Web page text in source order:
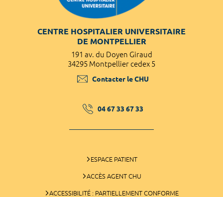
CENTRE HOSPITALIER UNIVERSITAIRE
DE MONTPELLIER
191 av. du Doyen Giraud
34295 Montpellier cedex 5
Contacter le CHU
04 67 33 67 33
ESPACE PATIENT
ACCÈS AGENT CHU
ACCESSIBILITÉ : PARTIELLEMENT CONFORME